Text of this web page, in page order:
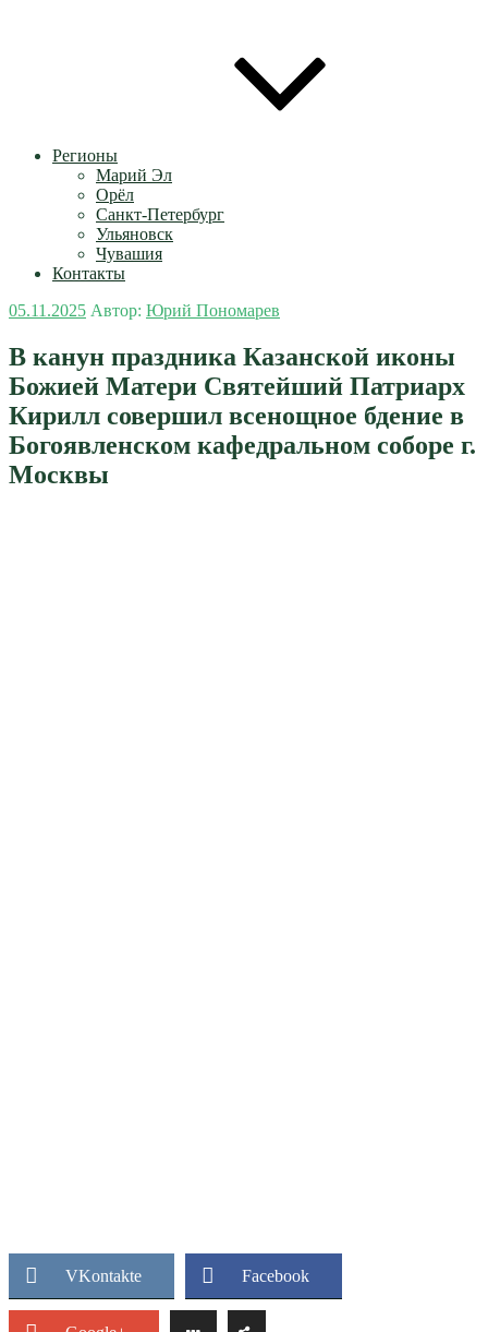
Регионы
Марий Эл
Орёл
Санкт-Петербург
Ульяновск
Чувашия
Контакты
Опубликовано
05.11.2025 Автор: Юрий Пономарев
В канун праздника Казанской иконы
Божией Матери Святейший Патриарх
Кирилл совершил всенощное бдение в
Богоявленском кафедральном соборе г.
Москвы
VKontakte Facebook